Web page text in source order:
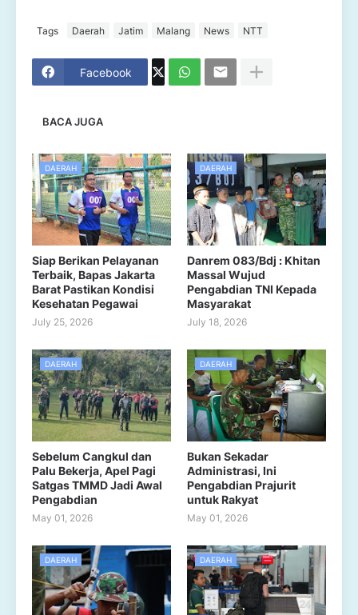
Tags Daerah Jatim Malang News NTT
Facebook
BACA JUGA
DAERAH
Siap Berikan Pelayanan
Terbaik, Bapas Jakarta
Barat Pastikan Kondisi
Kesehatan Pegawai
July 25, 2026
DAERAH
Danrem 083/Bdj : Khitan
Massal Wujud
Pengabdian TNI Kepada
Masyarakat
July 18, 2026
DAERAH
Sebelum Cangkul dan
Palu Bekerja, Apel Pagi
Satgas TMMD Jadi Awal
Pengabdian
May 01, 2026
DAERAH
Bukan Sekadar
Administrasi, Ini
Pengabdian Prajurit
untuk Rakyat
May 01, 2026
DAERAH DAERAH